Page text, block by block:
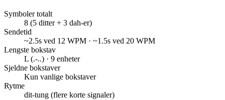
Symboler totalt
8 (5 ditter + 3 dah-er)
Sendetid
~2.5s ved 12 WPM · ~1.5s ved 20 WPM
Lengste bokstav
L (.-..) · 9 enheter
Sjeldne bokstaver
Kun vanlige bokstaver
Rytme
dit-tung (flere korte signaler)